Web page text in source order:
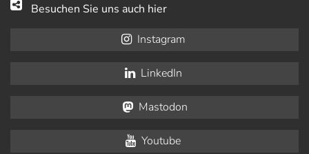
Besuchen Sie uns auch hier
Instagram
LinkedIn
Mastodon
Youtube